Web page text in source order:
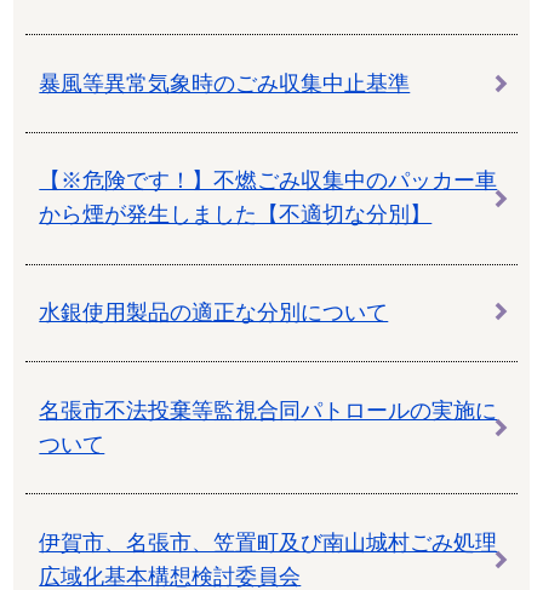
暴風等異常気象時のごみ収集中止基準
【※危険です！】不燃ごみ収集中のパッカー車
から煙が発生しました【不適切な分別】
水銀使用製品の適正な分別について
名張市不法投棄等監視合同パトロールの実施に
ついて
伊賀市、名張市、笠置町及び南山城村ごみ処理
広域化基本構想検討委員会